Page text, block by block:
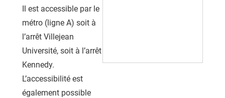
Il est accessible par le
métro (ligne A) soit à
l’arrêt Villejean
Université, soit à l’arrêt
Kennedy.
L’accessibilité est
également possible